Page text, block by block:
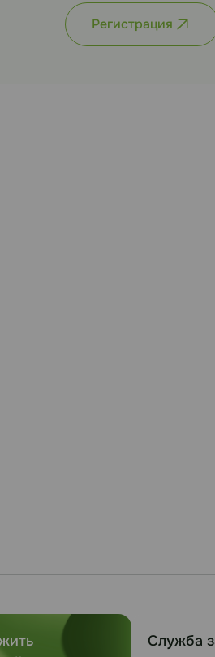
Регистрация
Служба